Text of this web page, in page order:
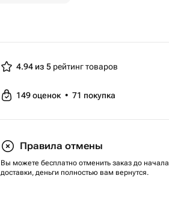
4.94 из 5 рейтинг товаров
149оценок • 71 покупка
Правила отмены
Вы можете бесплатно отменить заказ до начала
доставки, деньги полностью вам вернутся.